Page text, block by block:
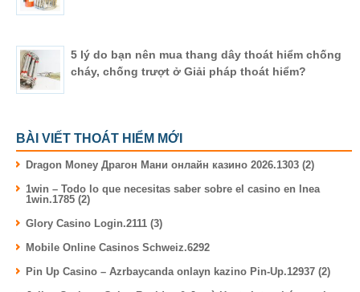
5 lý do bạn nên mua thang dây thoát hiểm chống
cháy, chống trượt ở Giải pháp thoát hiểm?
BÀI VIẾT THOÁT HIỂM MỚI
Dragon Money Драгон Мани онлайн казино 2026.1303 (2)
1win – Todo lo que necesitas saber sobre el casino en lnea
1win.1785 (2)
Glory Casino Login.2111 (3)
Mobile Online Casinos Schweiz.6292
Pin Up Casino – Azrbaycanda onlayn kazino Pin-Up.12937 (2)